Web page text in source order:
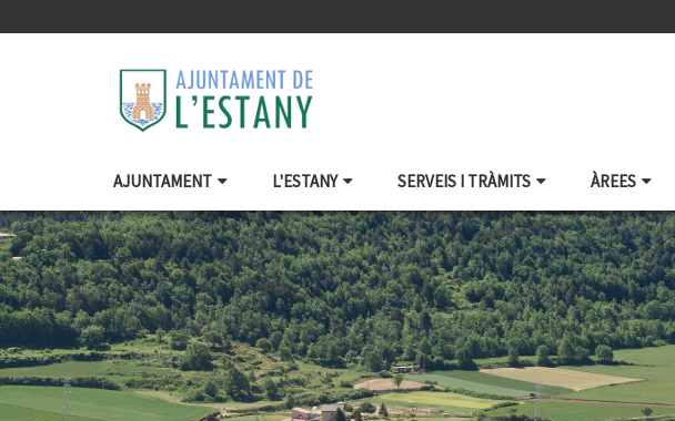
AJUNTAMENT L'ESTANY SERVEIS I TRÀMITS ÀREES